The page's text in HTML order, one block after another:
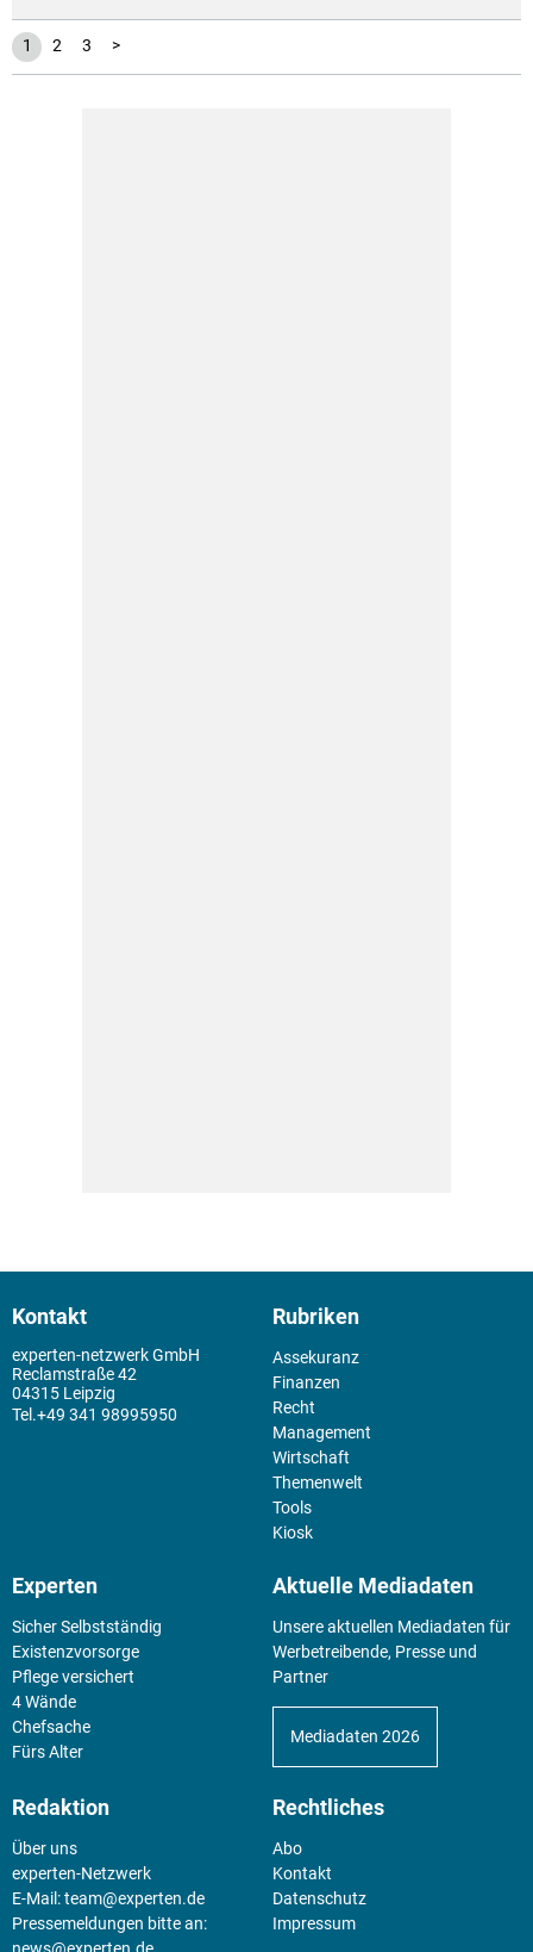
1 2 3 >
Kontakt
experten-netzwerk GmbH
Reclamstraße 42
04315 Leipzig
+49 341 98995950
Rubriken
Assekuranz
Finanzen
Recht
Management
Wirtschaft
Themenwelt
Tools
Kiosk
Experten
Sicher Selbstständig
Existenz­vorsorge
Pflege versichert
4 Wände
Chefsache
Fürs Alter
Aktuelle Mediadaten
Unsere aktuellen Mediadaten für
Werbetreibende, Presse und
Partner
Mediadaten 2026
Redaktion
Über uns
experten-Netzwerk
E-Mail:team@experten.de
Pressemeldungen bitte an:
news@experten.de
Rechtliches
Abo
Kontakt
Datenschutz
Impressum